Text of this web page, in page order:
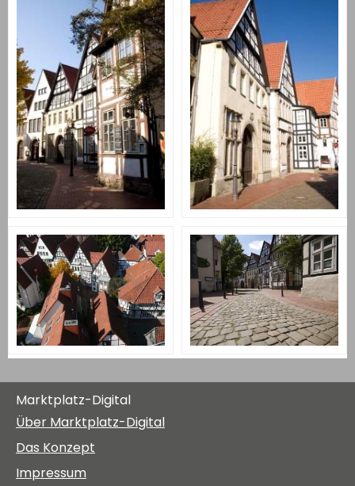
Marktplatz-Digital
Über Marktplatz-Digital
Das Konzept
Impressum